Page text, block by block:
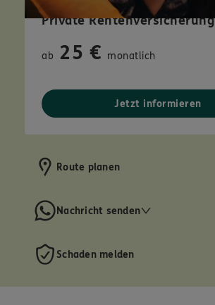
Private Rentenversicherung
ab 25 € monatlich
Jetzt informieren
Route planen
Nachricht senden
Schaden melden